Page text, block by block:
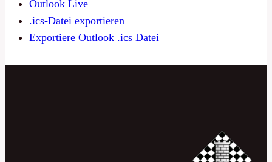
Outlook Live
.ics-Datei exportieren
Exportiere Outlook .ics Datei